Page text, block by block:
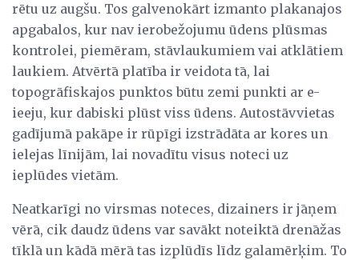
rētu uz augšu. Tos galvenokārt izmanto plakanajos
apgabalos, kur nav ierobežojumu ūdens plūsmas
kontrolei, piemēram, stāvlaukumiem vai atklātiem
laukiem. Atvērtā platība ir veidota tā, lai
topogrāfiskajos punktos būtu zemi punkti ar e-
ieeju, kur dabiski plūst viss ūdens. Autostāvvietas
gadījumā pakāpe ir rūpīgi izstrādāta ar kores un
ielejas līnijām, lai novadītu visus noteci uz
ieplūdes vietām.
Neatkarīgi no virsmas noteces, dizainers ir jāņem
vērā, cik daudz ūdens var savākt noteiktā drenāžas
tīklā un kādā mērā tas izplūdīs līdz galamērķim. To